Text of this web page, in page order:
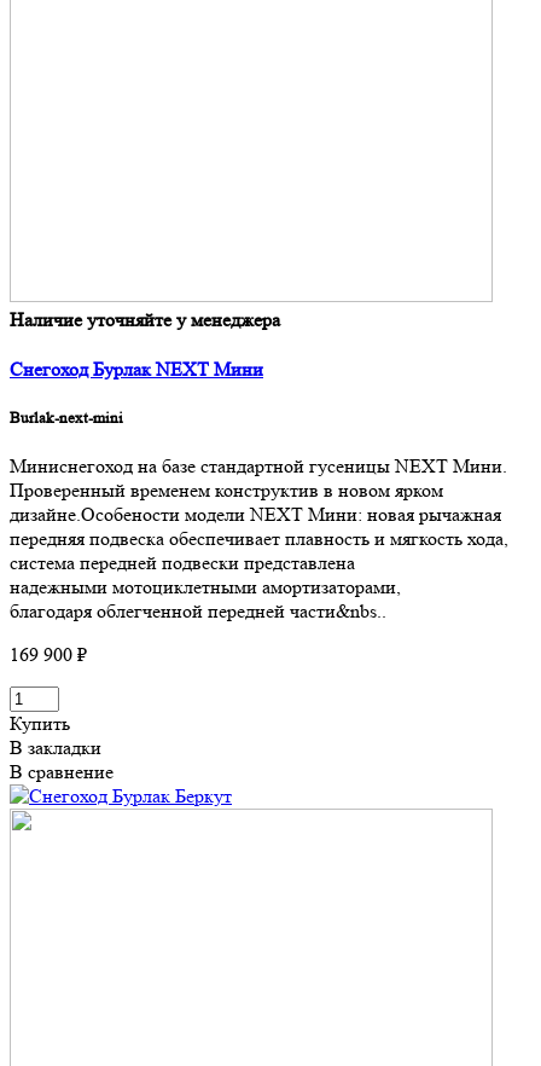
Наличие уточняйте у менеджера
Снегоход Бурлак NEXT Мини
Burlak-next-mini
Миниснегоход на базе стандартной гусеницы NEXT Мини.
Проверенный временем конструктив в новом ярком
дизайне.Особености модели NEXT Мини: новая рычажная
передняя подвеска обеспечивает плавность и мягкость хода,
система передней подвески представлена
надежными мотоциклетными амортизаторами,
благодаря облегченной передней части&nbs..
169 900 ₽
Купить
В закладки
В сравнение